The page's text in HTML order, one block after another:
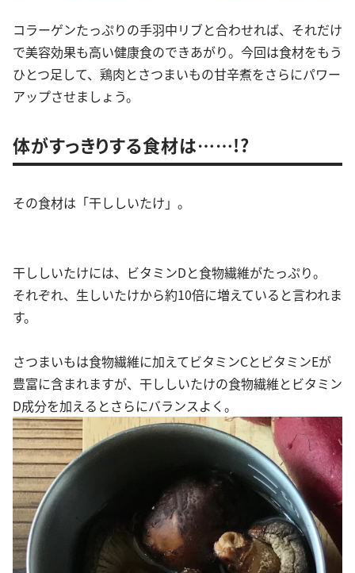
コラーゲンたっぷりの手羽中リブと合わせれば、それだけ
で美容効果も高い健康食のできあがり。今回は食材をもう
ひとつ足して、鶏肉とさつまいもの甘辛煮をさらにパワー
アップさせましょう。
体がすっきりする食材は……!?
その食材は「干ししいたけ」。
干ししいたけには、ビタミンDと食物繊維がたっぷり。
それぞれ、生しいたけから約10倍に増えていると言われま
す。
さつまいもは食物繊維に加えてビタミンCとビタミンEが
豊富に含まれますが、干ししいたけの食物繊維とビタミン
D成分を加えるとさらにバランスよく。